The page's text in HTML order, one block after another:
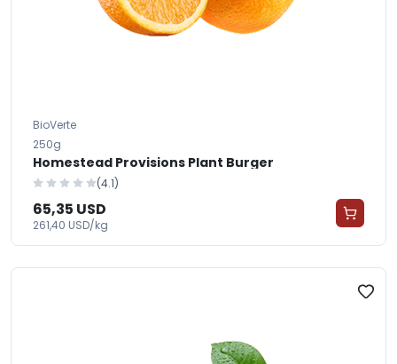
BioVerte
250g
Homestead Provisions Plant Burger
(4.1)
65,35 USD
261,40 USD/kg